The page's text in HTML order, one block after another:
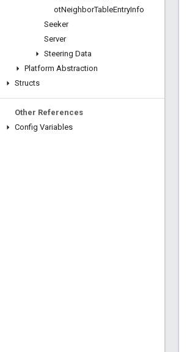
otNeighborTableEntryInfo
Seeker
Server
Steering Data
Platform Abstraction
Structs
Other References
Config Variables